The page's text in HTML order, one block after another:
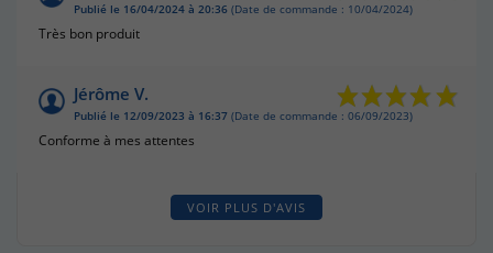
Publié le 16/04/2024 à 20:36 (Date de commande : 10/04/2024)
Très bon produit
Jérôme V.
Publié le 12/09/2023 à 16:37 (Date de commande : 06/09/2023)
Conforme à mes attentes
VOIR PLUS D'AVIS